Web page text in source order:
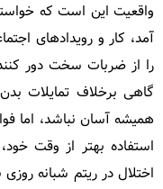
واقعیت این است که
آمد، کار و رویدادهای
را از ضربات سخت دور
گاهی برخلاف تمایلات
همیشه آسان نباشد، اما
استفاده بهتر از وقت
اختلال در ریتم شبانه